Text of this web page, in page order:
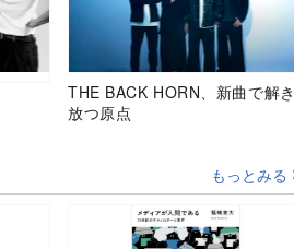
THE BACK HORN、新曲で解き
放つ原点
もっとみる